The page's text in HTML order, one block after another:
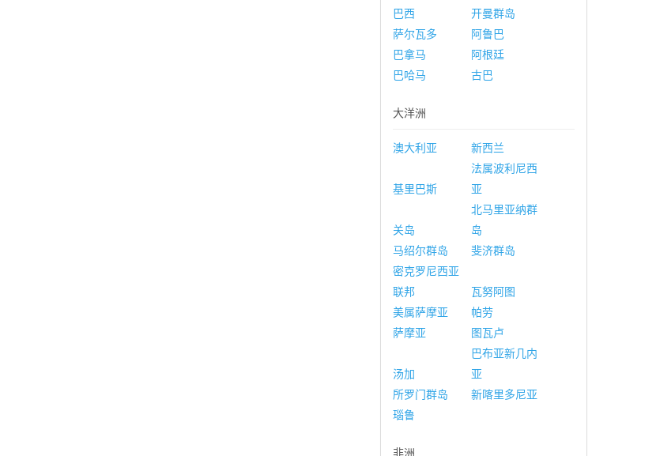
巴西
开曼群岛
萨尔瓦多
阿鲁巴
巴拿马
阿根廷
巴哈马
古巴
大洋洲
澳大利亚 新西兰
基里巴斯
法属波利尼西
亚
关岛
北马里亚纳群
岛
马绍尔群岛
斐济群岛
密克罗尼西亚
联邦
瓦努阿图
美属萨摩亚
帕劳
萨摩亚
图瓦卢
汤加
巴布亚新几内
亚
所罗门群岛
新喀里多尼亚
瑙鲁
非洲